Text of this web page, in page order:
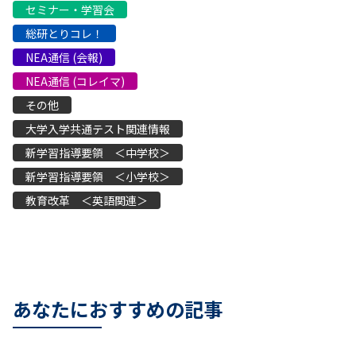
セミナー・学習会
総研とりコレ！
NEA通信 (会報)
NEA通信 (コレイマ)
その他
大学入学共通テスト関連情報
新学習指導要領 ＜中学校＞
新学習指導要領 ＜小学校＞
教育改革 ＜英語関連＞
あなたにおすすめの記事